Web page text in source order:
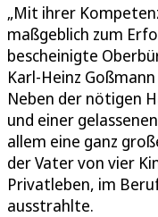
„Mit ihrer
maßgeblich zum
bescheinigte
Karl-Heinz
Neben der nötigen
und einer
allem eine ganz
der Vater von vier
Privatleben, im
ausstrahlte.